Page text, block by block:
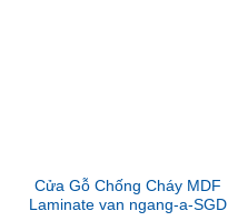
Cửa Gỗ Chống Cháy MDF
Laminate van ngang-a-SGD